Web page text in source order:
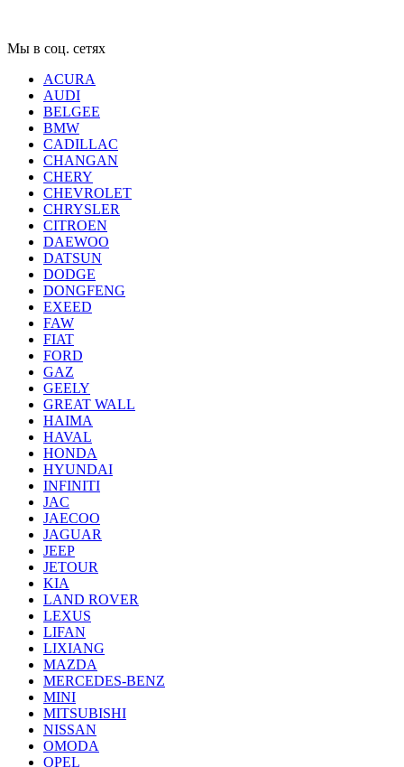
Мы в соц. сетях
ACURA
AUDI
BELGEE
BMW
CADILLAC
CHANGAN
CHERY
CHEVROLET
CHRYSLER
CITROEN
DAEWOO
DATSUN
DODGE
DONGFENG
EXEED
FAW
FIAT
FORD
GAZ
GEELY
GREAT WALL
HAIMA
HAVAL
HONDA
HYUNDAI
INFINITI
JAC
JAECOO
JAGUAR
JEEP
JETOUR
KIA
LAND ROVER
LEXUS
LIFAN
LIXIANG
MAZDA
MERCEDES-BENZ
MINI
MITSUBISHI
NISSAN
OMODA
OPEL